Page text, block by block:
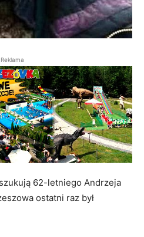
Reklama
62-letniego Andrzeja
ostatni raz był